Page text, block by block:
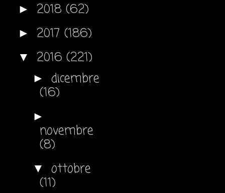
► 2018 (62)
► 2017 (186)
▼ 2016 (221)
► dicembre
(16)
►
novembre
(8)
▼ ottobre
(11)